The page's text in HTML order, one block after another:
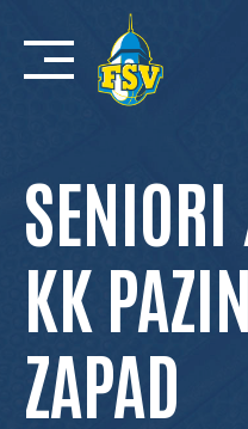
content
KK
ZAPAD